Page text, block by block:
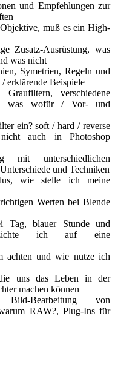
und Empfehlungen zur
muß es ein High-
Zusatz-Ausrüstung, was
was nicht
Symetrien, Regeln und
erklärende Beispiele
verschiedene
was wofür / Vor- und
ein? soft / hard / reverse
auch in Photoshop
mit unterschiedlichen
und Techniken
wie stelle ich meine
Werten bei Blende
Tag, blauer Stunde und
ich auf eine
achten und wie nutze ich
uns das Leben in der
machen können
Bearbeitung von
RAW?, Plug-Ins für